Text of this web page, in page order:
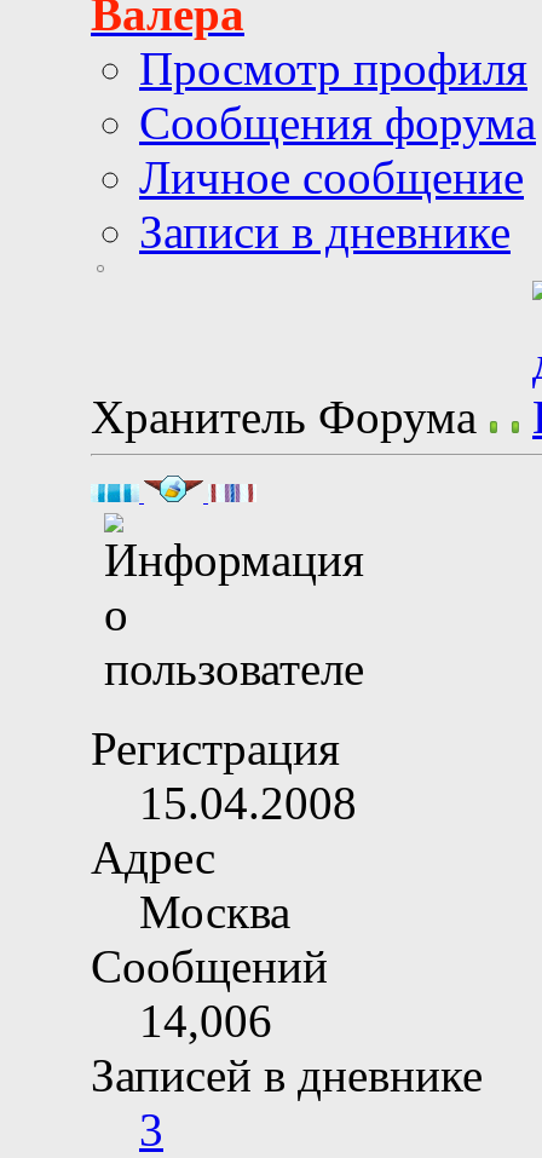
Валера
Просмотр профиля
Сообщения форума
Личное сообщение
Записи в дневнике
Хранитель Форума
Регистрация
15.04.2008
Адрес
Москва
Сообщений
14,006
Записей в дневнике
3